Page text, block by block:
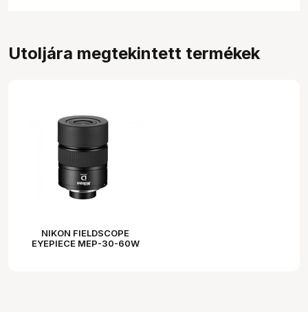
Utoljára megtekintett termékek
NIKON FIELDSCOPE
EYEPIECE MEP-30-60W